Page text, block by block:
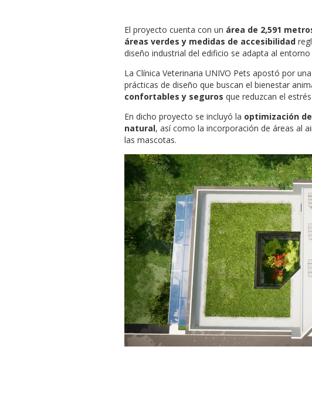
El proyecto cuenta con un área de 2,591
áreas verdes y medidas de accesibilidad
diseño industrial del edificio se adapta al
La Clínica Veterinaria UNIVO Pets apostó por
prácticas de diseño que buscan el bienestar
confortables y seguros que reduzcan el
En dicho proyecto se incluyó la optimización
natural, así como la incorporación de áreas al
las mascotas.